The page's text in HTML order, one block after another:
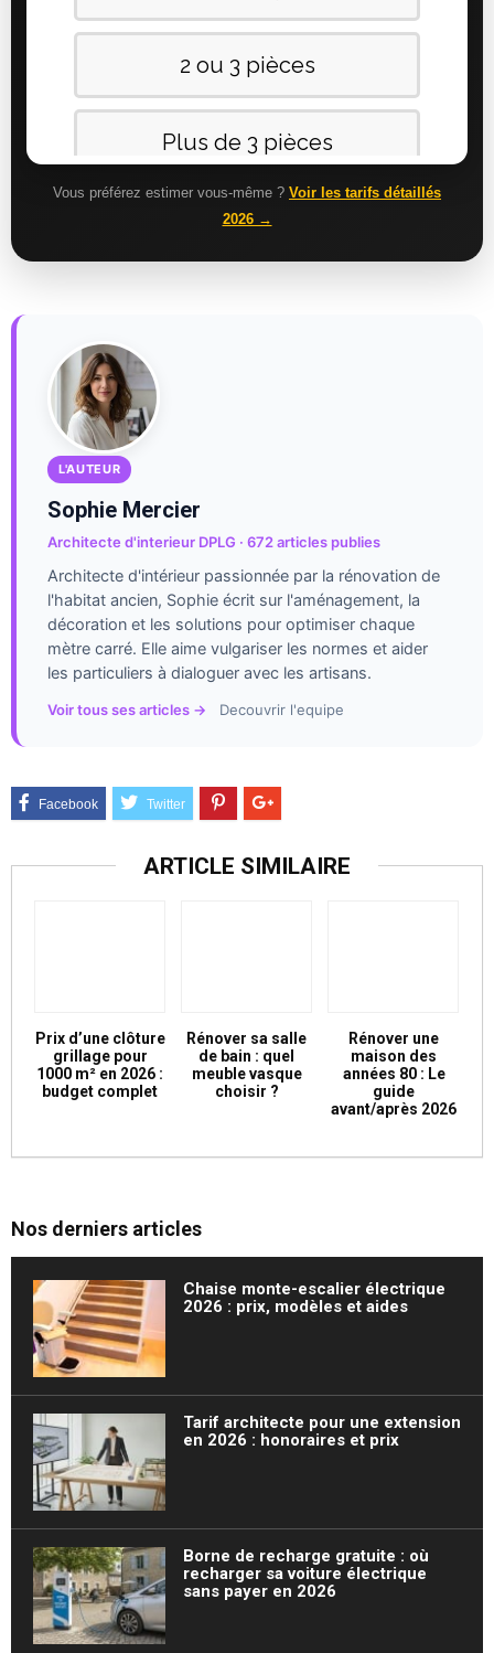
Vous préférez estimer vous-même ? Voir les tarifs détaillés
2026 →
L'AUTEUR
Sophie Mercier
Architecte d'interieur DPLG · 672 articles publies
Architecte d'intérieur passionnée par la rénovation de
l'habitat ancien, Sophie écrit sur l'aménagement, la
décoration et les solutions pour optimiser chaque
mètre carré. Elle aime vulgariser les normes et aider
les particuliers à dialoguer avec les artisans.
Voir tous ses articles → Decouvrir l'equipe
ARTICLE SIMILAIRE
Prix d’une clôture
grillage pour
1000 m² en 2026 :
budget complet
Rénover sa salle
de bain : quel
meuble vasque
choisir ?
Rénover une
maison des
années 80 : Le
guide
avant/après 2026
Nos derniers articles
Chaise monte-escalier électrique
2026 : prix, modèles et aides
Tarif architecte pour une extension
en 2026 : honoraires et prix
Borne de recharge gratuite : où
recharger sa voiture électrique
sans payer en 2026